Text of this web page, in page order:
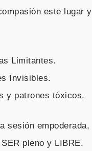
este lugar
Limitantes.
Invisibles.
y patrones tóxicos.
sesión empoderada,
pleno y LIBRE.